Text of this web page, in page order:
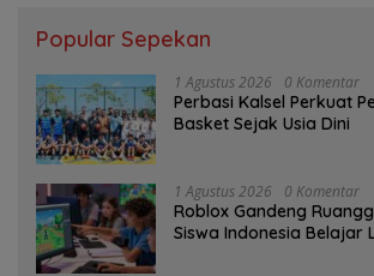
Popular Sepekan
1 Agustus 2026 0 Komentar
Perbasi Kalsel Perkuat
Basket Sejak Usia Dini
1 Agustus 2026 0 Komentar
Roblox Gandeng
Siswa Indonesia Belajar